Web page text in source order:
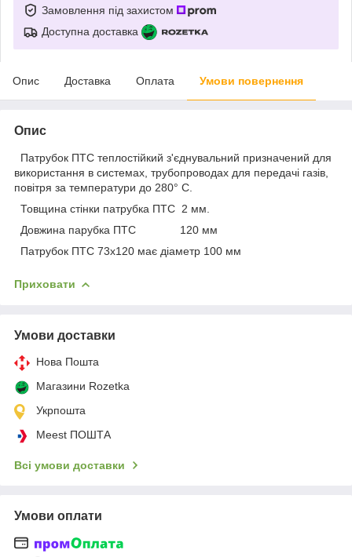
Замовлення під захистом
Доступна доставка
Опис Доставка Оплата Умови повернення
Опис
Патрубок ПТС теплостійкий з'єднувальний призначений для
використання в системах, трубопроводах для передачі газів,
повітря за температури до 280° С.
Товщина стінки патрубка ПТС 2 мм.
Довжина парубка ПТС 120 мм
Патрубок ПТС 73х120 має діаметр 100 мм
Приховати
Умови доставки
Нова Пошта
Магазини Rozetka
Укрпошта
Meest ПОШТА
Всі умови доставки
Умови оплати